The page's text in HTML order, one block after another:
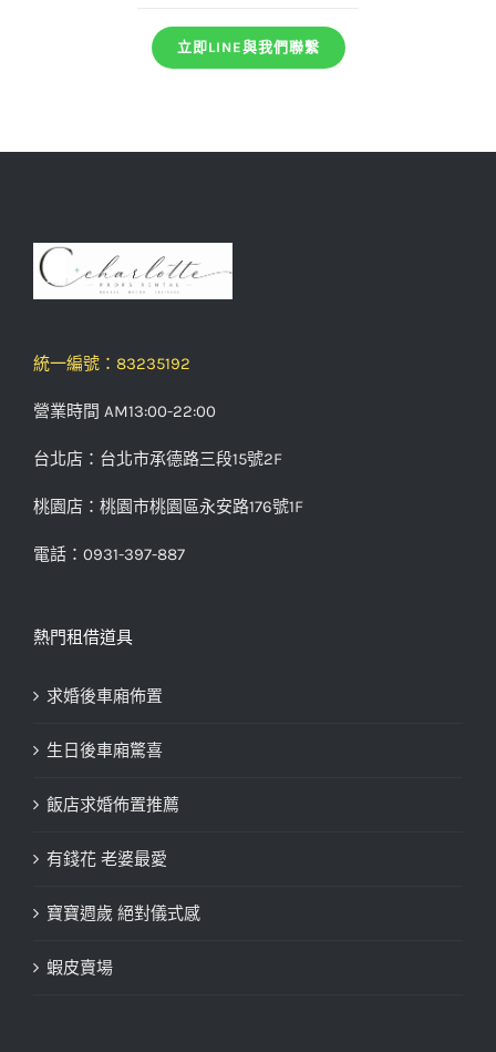
立即LINE與我們聯繫
統一編號：83235192
營業時間 AM13:00-22:00
台北店：台北市承德路三段15號2F
桃園店：桃園市桃園區永安路176號1F
電話：0931-397-887
熱門租借道具
求婚後車廂佈置
生日後車廂驚喜
飯店求婚佈置推薦
有錢花 老婆最愛
寶寶週歲 絕對儀式感
蝦皮賣場